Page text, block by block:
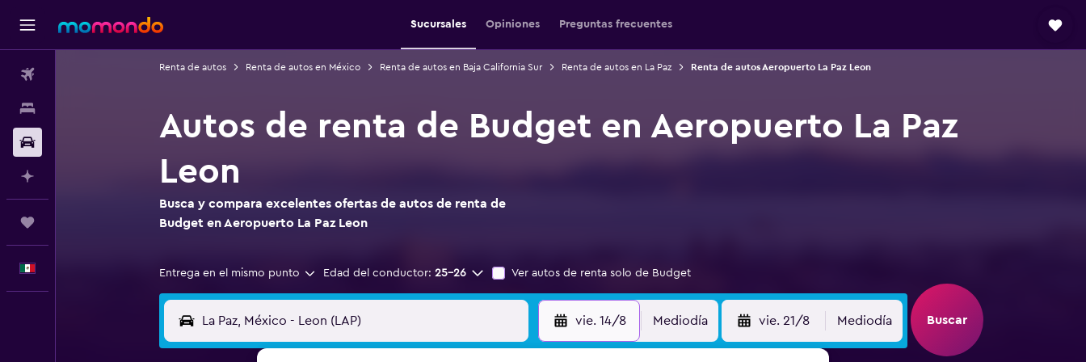
Sucursales Opiniones Preguntas frecuentes
Renta de autos Renta de autos en México Renta de autos en Baja California Sur Renta de autos en La Paz Renta de autos Aeropuerto La Paz Leon
Autos de renta de Budget en Aeropuerto La Paz
Leon
Busca y compara excelentes ofertas de autos de renta de
Budget en Aeropuerto La Paz Leon
Entrega en el mismo punto Edad del conductor: 25-26 Ver autos de renta solo de Budget
vie. 14/8 Mediodía vie. 21/8 Mediodía Buscar